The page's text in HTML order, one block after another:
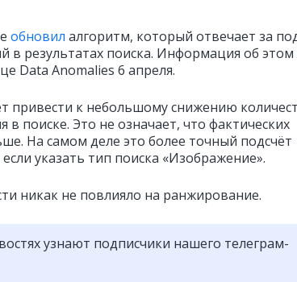
обновил алгоритм, который отвечает за
в результатах поиска. Информация об этом
Data Anomalies 6 апреля.
привести к небольшому снижению
в поиске. Это не означает, что фактических
На самом деле это более точный подсчёт
указать тип поиска «Изображение».
никак не повлияло на ранжирование.
узнают подписчики нашего телеграм-